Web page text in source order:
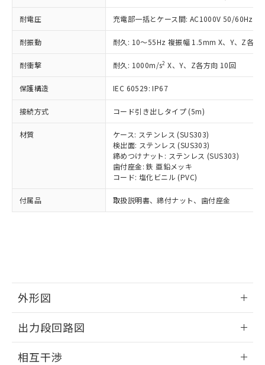
耐電圧 充電部一括とケース間: AC1000V 50/60Hz
耐振動 耐久: 10～55Hz 複振幅 1.5mm X、Y、Z各方
耐衝撃 耐久: 1000m/s2 X、Y、Z各方向 10回
保護構造 IEC 60529: IP67
接続方式 コード引き出しタイプ (5m)
材質
ケース: ステンレス (SUS303)
検出面: ステンレス (SUS303)
締めつけナット: ステンレス (SUS303)
歯付座金: 鉄 亜鉛メッキ
コード: 塩化ビニル (PVC)
付属品 取扱説明書、締付ナット、歯付座金
外形図
外形図
出力段回路図
相互干渉
タに基づき作成されるものであり、閲
覧された時点での実際の在庫および標
準価格とは異なる場合があることをご
了承ください。
正式な納期状況および標準価格はお客
様のお取引先、またはお客様担当のオ
ムロン制御機器販売店・当社販売員に
ご相談ください。
オムロン制御機器販売店や当社販売拠
販売ネットワーク
」をご確認
在庫状況および標準価格結果を当社の
事前の承諾なく第三者に漏洩または開
示しないようお願いします。
マイパーツ機能（部品リスト作成サー
ビス）をご利用いただくには、I-Web
メンバーズにご登録されている必要が
引・商談に必要な範囲で利用すること
※当社の共同利用者とは、"個人情報
の共同利用に関して"
用者の範囲」に記載されている法人を
*EU RoHS指令（10物質）：
鉛(Pb) 1000ppm以下、 水銀(Hg) 1000ppm以下、 カド
ミウム(Cd) 100ppm以下、
六価クロム(Cr(Ⅵ)) 1000ppm以下、ポリ臭化ビフェニル
類(PBB) 1000ppm以下、ポリ臭化ジフェニルエーテル類
ル) (DEHP)(別名：DOP) 1000ppm以下、フタル酸ブチ
ルベンジル（BBP） 1000ppm以下、フタル酸ジブチル
（DBP） 1000ppm以下、フタル酸ジイソブチル
(DIBP) 1000ppm以下
但し、RoHS指令で産業用監視および制御機器に対する
適用除外項目は除く。
フタル酸エステル類の４物質については閾値を超える意
図的な使用がないことを確認しています。
※2 対応予定月
部品在庫の切り替え状況などにより、予定
月が前後することがあります。
とができます。
EU RoHS指令（10物質）の非含有証明書
※本証明書は発行日時点で非含有を証明す
るもので、過去に遡って非含有を証明する
ものではありません。
*中国RoHS10物質の基準値 (GB/T26572)：
Pb(鉛) :1000ppm、 Hg(水銀) : 1000ppm、 Cd(カドミウ
Cr(Ⅵ)(六価クロム) : 1000ppm、 PBBs(ポリ臭化ビフェ
ニル類) : 1000ppm、 PBDEs(ポリ臭化ジフェニルエーテ
DBP(フタル酸ジブチル) : 1000ppm、 DIBP(フタル酸ジ
イソブチル) : 1000ppm、 BBP(フタル酸ブチルベンジ
ル) : 1000ppm、
※2 環境保護使用期限
「ｅ」：有害物質（10物質）のすべてが基
準値以下であることを示します。
「10」：通常の使用状況下において有害物
質が外部に漏えいし、環境に深刻な影響を
及ぼさない年数を意味します。
または国外への提供する場合は、日本
国政府の輸出許可(または役務取引許
可)を取得するなどの必要な手続きを
当社は規制貨物を破棄する場合は、完
全に破砕するなど、違法に輸出されな
当社は貴社製品を、核兵器、ミサイ
ル、化学兵器、生物兵器またはその他
武器並びにこれらの製造装置等に一切
使用いたしません。
当社は、貴社製品を第三者に販売する
場合は、上記1、2および3の内容を当
該第三者に通知します。また当社は、
販売先および販売に係わる関係者が違
法に輸出するおそれがある場合は、取
り引きをいたしません。
合意する キャンセル
一定数以上の在庫あり
一定数には満たないが在庫あり
在庫なし(最新の在庫状況につ
いては、お客様のお取引先、ま
たはお客様担当のオムロン制御
機器販売店・当社販売員にご確
認ください)
受注生産機種、また在庫状況の
情報を公開していない機種